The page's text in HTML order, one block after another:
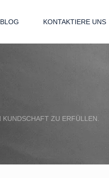
BLOG KONTAKTIERE UNS
ZU ERFÜLLEN.